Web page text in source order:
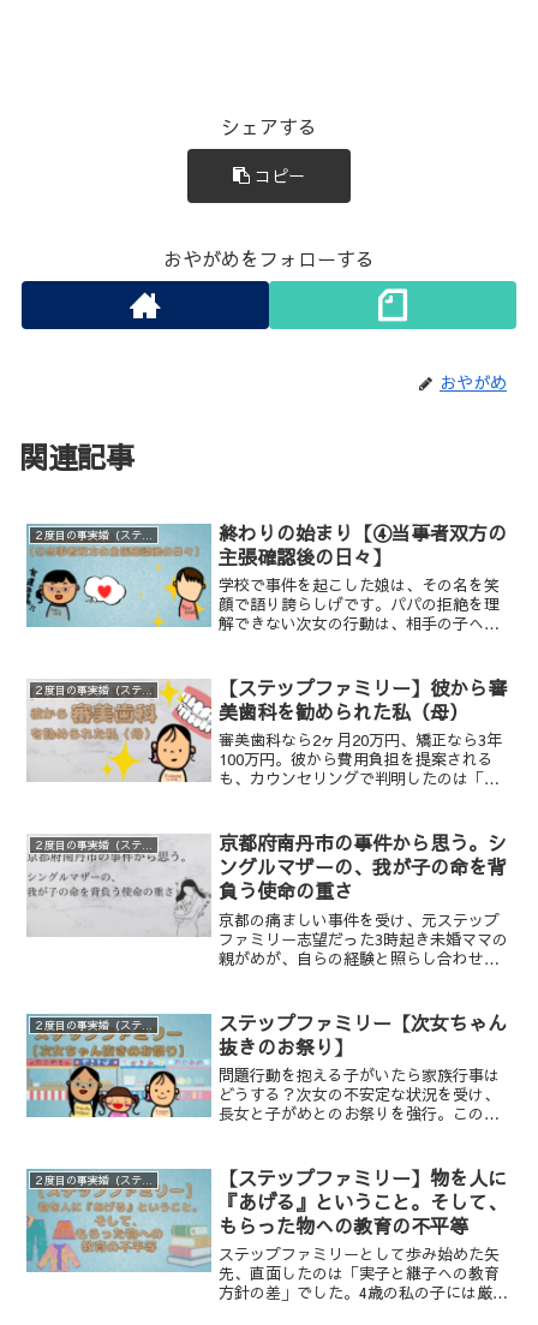
シェアする
コピー
おやがめをフォローする
おやがめ
関連記事
終わりの始まり【④当事者双方の
主張確認後の日々】
学校で事件を起こした娘は、その名を笑
顔で語り誇らしげです。パパの拒絶を理
解できない次女の行動は、相手の子への
ます。
２度目の事実婚（ステップファミリー）
【ステップファミリー】彼から審
美歯科を勧められた私（母）
審美歯科なら2ヶ月20万円、矯正なら3年
100万円。彼から費用負担を提案される
も、カウンセリングで判明したのは「一
リニックをハシゴして分かった、後悔し
ないための選択基準を綴ります。
京都府南丹市の事件から思う。シ
ングルマザーの、我が子の命を背
負う使命の重さ
京都の痛ましい事件を受け、元ステップ
ファミリー志望だった3時起き未婚ママの
親がめが、自らの経験と照らし合わせて
なっていなければ…」という不謹慎なが
らも切実な本音。シングルマザーの再婚
と、子がめの未来を守るために私が出し
た答えとは。
２度目の事実婚（ステップファミリー）
ステップファミリー【次女ちゃん
抜きのお祭り】
問題行動を抱える子がいたら家族行事は
どうする？次女の不安定な状況を受け、
長女と子がめとのお祭りを強行。この決
して屋台で感じた家族間の経済格差のリ
アル。
【ステップファミリー】物を人に
『あげる』ということ。そして、
もらった物への教育の不平等
ステップファミリーとして歩み始めた矢
先、直面したのは「実子と継子への教育
方針の差」でした。4歳の私の子には厳し